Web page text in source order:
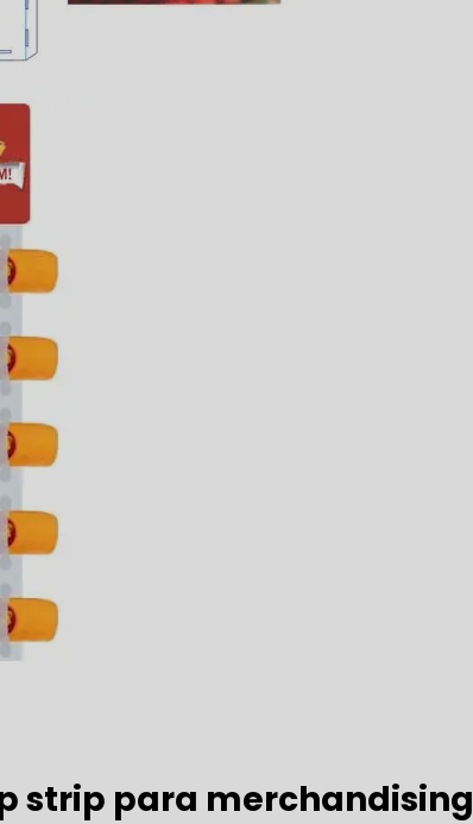
strip para merchandising